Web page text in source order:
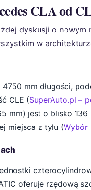
CLA od
dyskusji o nowym
w
4750 mm długości,
CLE (SuperAuto.pl –
mm) jest o blisko
miejsca z tyłu (Wybór
oferuje rzędową